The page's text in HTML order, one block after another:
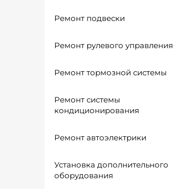
Ремонт подвески
Ремонт рулевого управления
Ремонт тормозной системы
Ремонт системы
кондиционирования
Ремонт автоэлектрики
Установка дополнительного
оборудования